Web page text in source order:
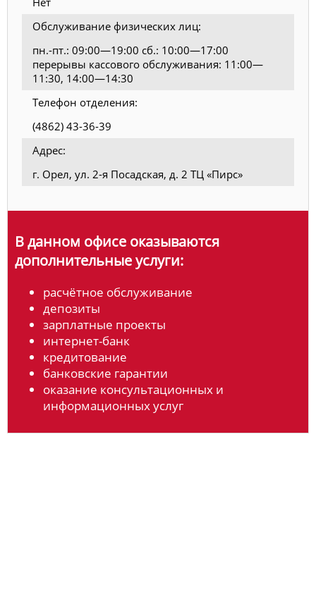
Обслуживание физических лиц:
пн.-пт.: 09:00—19:00 сб.: 10:00—17:00
перерывы кассового обслуживания: 11:00—
11:30, 14:00—14:30
Телефон отделения:
(4862) 43-36-39
Адрес:
г. Орел, ул. 2-я Посадская, д. 2 ТЦ «Пирс»
В данном офисе оказываются
дополнительные услуги:
расчётное обслуживание
депозиты
зарплатные проекты
интернет-банк
кредитование
банковские гарантии
оказание консультационных и
информационных услуг